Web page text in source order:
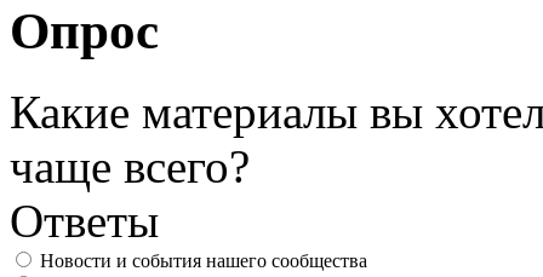
Опрос
Какие материалы вы
чаще всего?
Ответы
Новости и события нашего сообщества